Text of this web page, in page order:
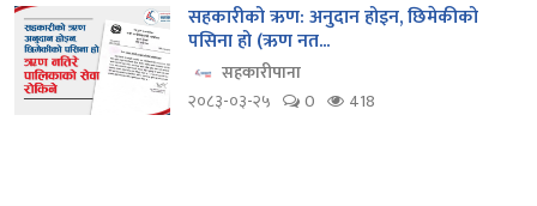
सहकारीको ऋण: अनुदान होइन, छिमेकीको
पसिना हो (ऋण नत...
सहकारीपाना
२०८३-०३-२५
0 418